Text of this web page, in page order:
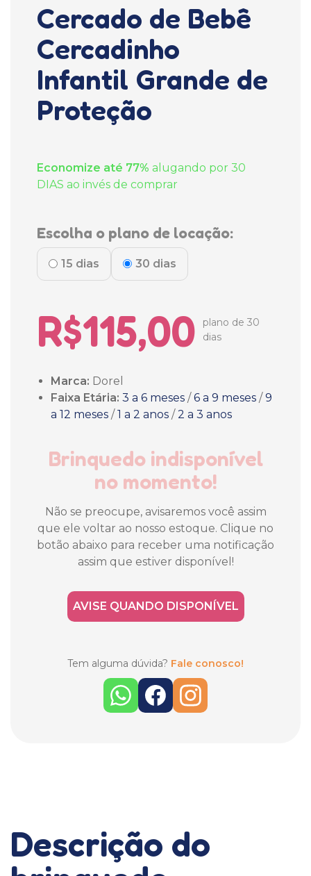
Cercado de Bebê
Cercadinho
Infantil Grande de
Proteção
Economize até 77% alugando por 30
DIAS ao invés de comprar
Escolha o plano de locação:
15 dias 30 dias
R$115,00
plano de 30
dias
Marca: Dorel
Faixa Etária: 3 a 6 meses /6 a 9 meses /9
a 12 meses /1 a 2 anos /2 a 3 anos
Brinquedo indisponível
no momento!
Não se preocupe, avisaremos você assim
que ele voltar ao nosso estoque. Clique no
botão abaixo para receber uma notificação
assim que estiver disponível!
AVISE QUANDO DISPONÍVEL
Tem alguma dúvida? Fale conosco!
Descrição do